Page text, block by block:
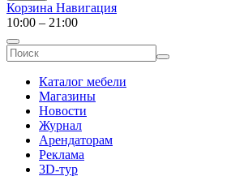
Корзина Навигация
10:00 – 21:00
Каталог мебели
Магазины
Новости
Журнал
Арендаторам
Реклама
3D-тур